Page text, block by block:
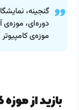
گنجینه،
دوره‌ای،
موزه‌ی
بازید از موزه